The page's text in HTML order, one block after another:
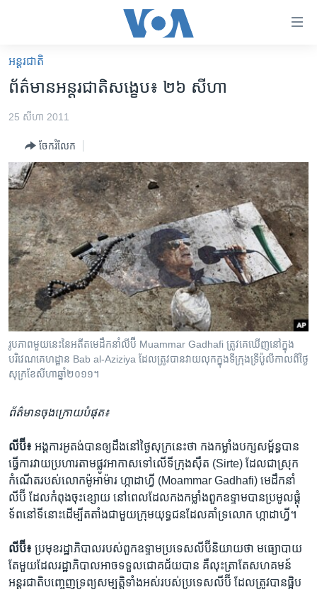
គេហទំព័រ​
ទាក់ទង
និង​
ទំព័រ​
ព័ត៌មាន​​
តែ​
ម្តង
រំលង​
និង​
ចូល​
ទៅ​
ទំព័រ​
រចនា
រំលង​
និង​
ទៅ​
ទំព័រ​
ស្វែង​
ចិន
ហេឡូវីអូអេ
កម្ពុជាច្នៃប្រតិដ្ឋ
ព្រឹត្តិការណ៍ព័ត៌មាន
ទូរទស្សន៍ / វីដេអូ​
វិទ្យុ / ផតខាសថ៍
កម្មវិធីទាំងអស់
Khmer English
បណ្តាញ​សង្គម
ភាសា
អន្តរជាតិ
ព័ត៌មាន​អន្តរជាតិ​សង្ខេប៖ ២៦ សីហា
25 សីហា 2011
ចែករំលែក
រូបភាព​មួយ​នេះ​​នៃ​អតីត​មេដឹកនាំ​លីប៊ី​ Muammar Gadhafi ត្រូវ​គេ​ឃើញ​នៅ​ក្នុង​
បរិវេណ​គេហដ្ឋាន​ Bab al-Aziziya ដែល​ត្រូវ​បាន​វាយលុក​ក្នុង​ទី​ក្រុង​ទ្រីប៉ូលី​កាល​ពី​ថ្ងៃ​
សុក្រ​ខែ​សីហា​ឆ្នាំ​២០១១។
ព័ត៌មាន​ចុងក្រោយ​បំផុត៖
លីប៊ី៖ អង្គការ​អូតង់​បាន​ឲ្យ​ដឹងនៅ​ថ្ងៃ​សុក្រ​នេះ​ថា​ កង​កម្លាំង​បក្ស​សម្ព័ន្ធ​បាន​
ធ្វើការ​វាយប្រហារ​តាម​ផ្លូវ​អាកាស​ទៅ​លើ​ទីក្រុង​ស៊ឺត​ (Sirte)​ ដែល​ជា​ស្រុក
កំណើត​របស់​លោក​ម៉ូអាម៉ារ ហ្កាដាហ្វី (Moammar Gadhafi) មេដឹកនាំ​
លីប៊ី​ ដែល​កំពុង​ចុះខ្សោយ​ នៅពេល​ដែល​កងកម្លាំង​ពួកឧទ្ទាមបាន​ប្រមូលផ្តុំ​
ទ័ព​នៅ​ទីនោះ​ដើម្បី​តតាំងជាមួយ​ក្រុម​យុទ្ធជន​ដែល​គាំទ្រ​លោក​ ហ្កាដាហ្វី។
លីប៊ី៖ ប្រមុខ​រដ្ឋាភិបាល​របស់​ពួកឧទ្ទាម​ប្រទេស​លីប៊ី​និយាយ​ថា​ មធ្យោបាយ​
តែមួយដែល​រដ្ឋាភិបាល​អាច​ទទួល​ជោគជ័យ​បាន​ គឺ​លុះត្រាតែ​សហគមន៍​
អន្តរជាតិ​បញ្ចេញ​ទ្រព្យសម្បត្តិ​ទាំងអស់​របស់​ប្រទេស​លីប៊ី​ ដែល​ត្រូវបាន​ផ្អិប